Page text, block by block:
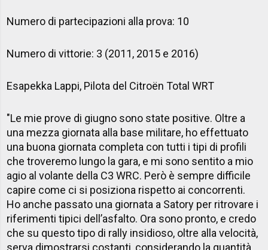
Numero di partecipazioni alla prova: 10
Numero di vittorie: 3 (2011, 2015 e 2016)
Esapekka Lappi, Pilota del Citroën Total WRT
"Le mie prove di giugno sono state positive. Oltre a
una mezza giornata alla base militare, ho effettuato
una buona giornata completa con tutti i tipi di profili
che troveremo lungo la gara, e mi sono sentito a mio
agio al volante della C3 WRC. Però è sempre difficile
capire come ci si posiziona rispetto ai concorrenti.
Ho anche passato una giornata a Satory per ritrovare i
riferimenti tipici dell’asfalto. Ora sono pronto, e credo
che su questo tipo di rally insidioso, oltre alla velocità,